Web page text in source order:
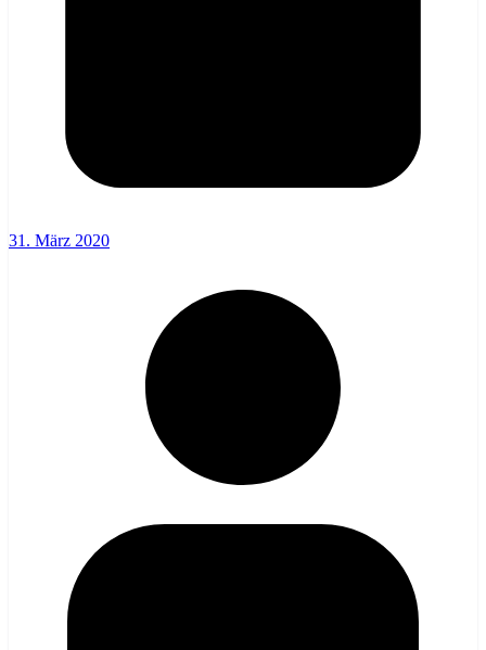
31. März 2020